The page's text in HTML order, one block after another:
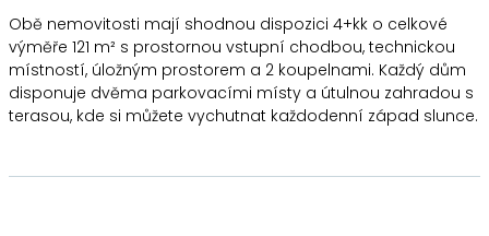
Obě nemovitosti mají shodnou dispozici 4+kk o celkové
výměře 121 m² s prostornou vstupní chodbou, technickou
místností, úložným prostorem a 2 koupelnami. Každý dům
disponuje dvěma parkovacími místy a útulnou zahradou s
terasou, kde si můžete vychutnat každodenní západ slunce.